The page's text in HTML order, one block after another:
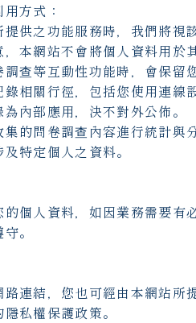
方式：
供之功能服務時，我們將
本網站不會將個人資料用於
查等互動性功能時，會保留
相關行徑，包括您使用連
內部應用，決不對外公佈。
的問卷調查內容進行統計
特定個人之資料。
個人資料，如因業務需要
。
連結，您也可經由本網站
私權保護政策。